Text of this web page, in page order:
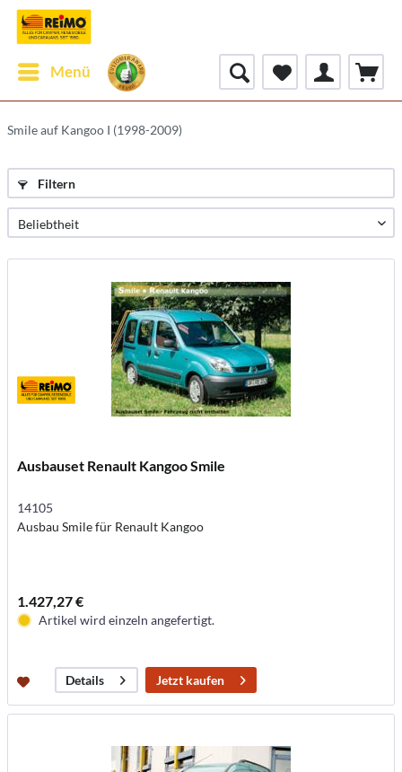
Menü
Smile auf Kangoo I (1998-2009)
Filtern
Ausbauset Renault Kangoo Smile
14105
Ausbau Smile für Renault Kangoo
1.427,27 €
Artikel wird einzeln angefertigt.
Details Jetzt kaufen